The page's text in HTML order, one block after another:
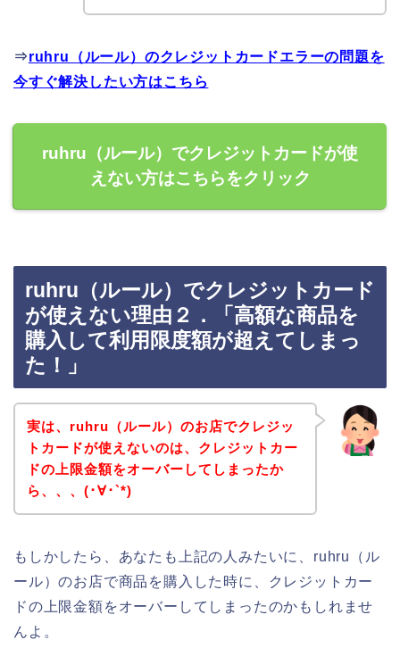
⇒ruhru（ルール）のクレジットカードエラーの問題を
今すぐ解決したい方はこちら
ruhru（ルール）でクレジットカードが使
えない方はこちらをクリック
ruhru（ルール）でクレジットカード
が使えない理由２．「高額な商品を
購入して利用限度額が超えてしまっ
た！」
実は、ruhru（ルール）のお店でクレジッ
トカードが使えないのは、クレジットカー
ドの上限金額をオーバーしてしまったか
ら、、、(･∀･`*)
もしかしたら、あなたも上記の人みたいに、ruhru（ル
ール）のお店で商品を購入した時に、クレジットカー
ドの上限金額をオーバーしてしまったのかもしれませ
んよ。